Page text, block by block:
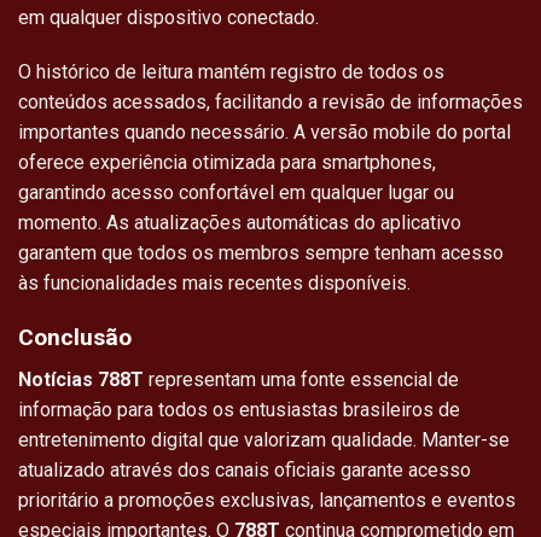
em qualquer dispositivo conectado.
O histórico de leitura mantém registro de todos os
conteúdos acessados, facilitando a revisão de informações
importantes quando necessário. A versão mobile do portal
oferece experiência otimizada para smartphones,
garantindo acesso confortável em qualquer lugar ou
momento. As atualizações automáticas do aplicativo
garantem que todos os membros sempre tenham acesso
às funcionalidades mais recentes disponíveis.
Conclusão
Notícias 788T representam uma fonte essencial de
informação para todos os entusiastas brasileiros de
entretenimento digital que valorizam qualidade. Manter-se
atualizado através dos canais oficiais garante acesso
prioritário a promoções exclusivas, lançamentos e eventos
especiais importantes. O 788T continua comprometido em